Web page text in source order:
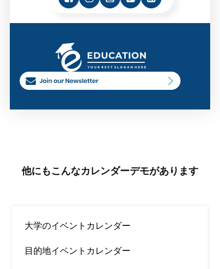
他にもこんなカレンダーデモがあります
大学のイベントカレンダー
目的地イベントカレンダー